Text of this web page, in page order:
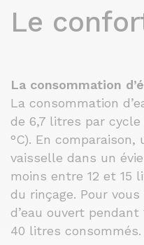
Le
La consommation
La consommation
de 6,7 litres par cycle
°C). En comparaison,
vaisselle dans un
moins entre 12 et 15
du rinçage. Pour
d’eau ouvert
40 litres consommés.